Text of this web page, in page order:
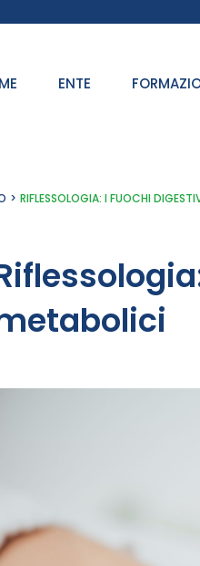
ENTE
RIFLESSOLOGIA: I FUOCHI